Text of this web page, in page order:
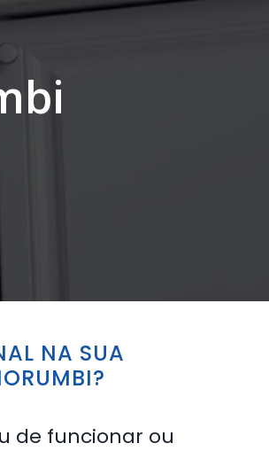
NA SUA
de funcionar ou